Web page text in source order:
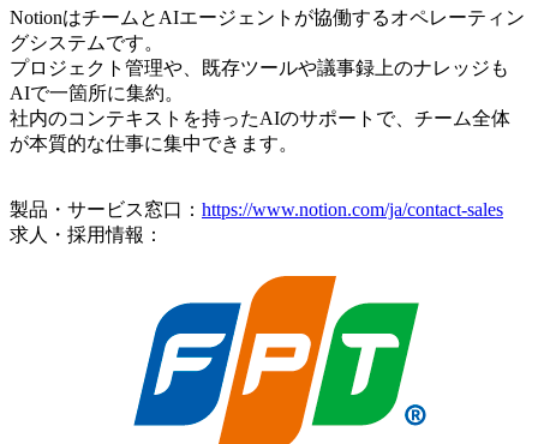
NotionはチームとAIエージェントが協働するオペレーティン
グシステムです。
プロジェクト管理や、既存ツールや議事録上のナレッジも
AIで一箇所に集約。
社内のコンテキストを持ったAIのサポートで、チーム全体
が本質的な仕事に集中できます。
製品・サービス窓口： https://www.notion.com/ja/contact-sales
求人・採用情報：